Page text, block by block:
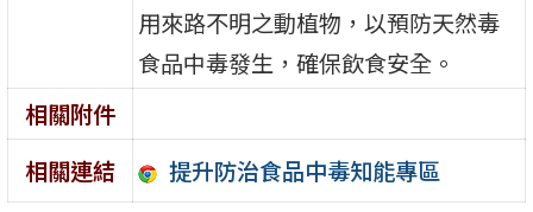
用來路不明之動植物，以預防天然毒
食品中毒發生，確保飲食安全。
相關附件
相關連結
提升防治食品中毒知能專區